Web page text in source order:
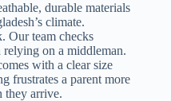
durable materials
climate.
Our team checks
on a middleman.
with a clear size
frustrates a parent more
they arrive.